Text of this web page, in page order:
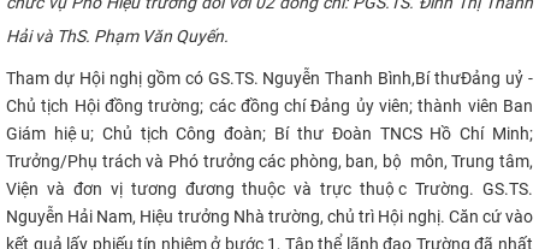
HTQT
CỰU NGƯỜI HỌC
Hải và ThS. Phạm Văn Quyến.
Tham dự Hội nghị gồm có GS.TS. Nguyễn Thanh Bình,Bí thưĐảng uỷ -
Chủ tịch Hội đồng trường; các đồng chí Đảng ủy viên; thành viên Ban
Giám hiệu; Chủ tịch Công đoàn; Bí thư Đoàn TNCS Hồ Chí Minh;
Trưởng/Phụ trách và Phó trưởng các phòng, ban, bộ môn, Trung tâm,
Viện và đơn vị tương đương thuộc và trực thuộc Trường. GS.TS.
Nguyễn Hải Nam, Hiệu trưởng Nhà trường, chủ trì Hội nghị. Căn cứ vào
kết quả lấy phiếu tín nhiệm ở bước 1, Tập thể lãnh đạo Trường đã nhất